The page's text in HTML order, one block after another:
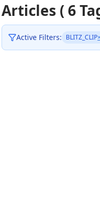
Articles ( 6
Active Filters: BLITZ_CLIP×